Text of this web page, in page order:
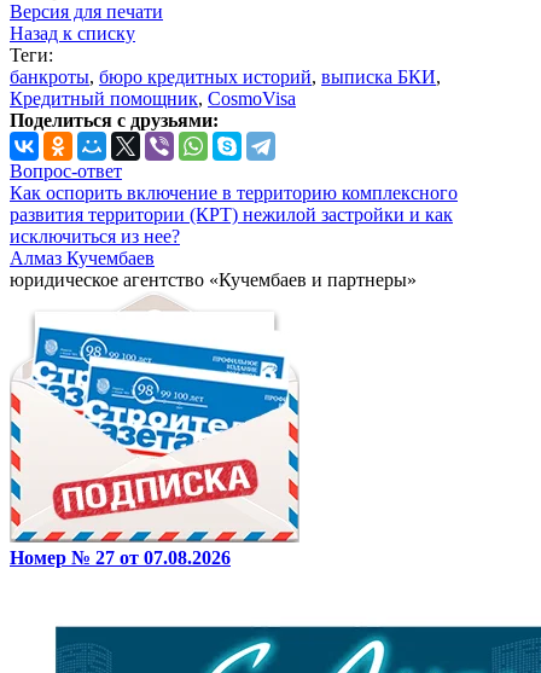
Версия для печати
Назад к списку
Теги:
банкроты, бюро кредитных историй, выписка БКИ,
Кредитный помощник, CosmoVisa
Поделиться с друзьями:
Вопрос-ответ
Как оспорить включение в территорию комплексного
развития территории (КРТ) нежилой застройки и как
исключиться из нее?
Алмаз Кучембаев
юридическое агентство «Кучембаев и партнеры»
Номер № 27 от 07.08.2026